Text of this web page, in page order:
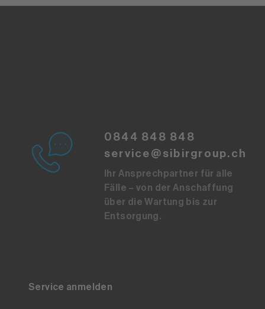
0844 848 848
service@sibirgroup.ch
Ihr Ansprechpartner für alle
Fälle – von der Anschaffung
über die Wartung bis zur
Entsorgung.
Service anmelden